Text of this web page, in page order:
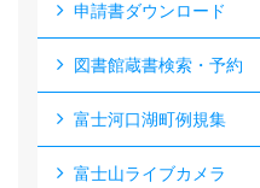
申請書ダウンロード
図書館蔵書検索・予約
富士河口湖町例規集
富士山ライブカメラ